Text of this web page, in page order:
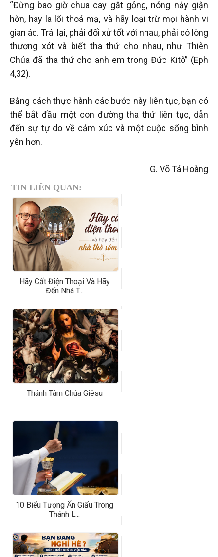
“Đừng bao giờ chua cay gắt gỏng, nóng nảy giận
hờn, hay la lối thoá mạ, và hãy loại trừ mọi hành vi
gian ác. Trái lại, phải đối xử tốt với nhau, phải có lòng
thương xót và biết tha thứ cho nhau, như Thiên
Chúa đã tha thứ cho anh em trong Đức Kitô” (Eph
4,32).
Bằng cách thực hành các bước này liên tục, bạn có
thể bắt đầu một con đường tha thứ liên tục, dẫn
đến sự tự do về cảm xúc và một cuộc sống bình
yên hơn.
G. Võ Tá Hoàng
TIN LIÊN QUAN:
Hãy Cất Điện Thoại Và Hãy
Đến Nhà T...
Thánh Tâm Chúa Giêsu
10 Biểu Tượng Ẩn Giấu Trong
Thánh L...